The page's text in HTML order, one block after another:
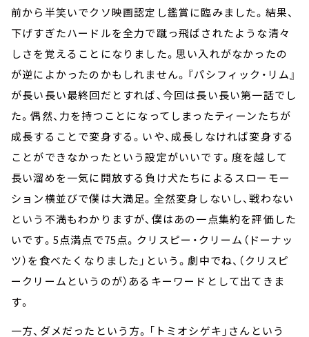
前から半笑いでクソ映画認定し鑑賞に臨みました。結果、
下げすぎたハードルを全力で蹴っ飛ばされたような清々
しさを覚えることになりました。思い入れがなかったの
が逆によかったのかもしれません。『パシフィック・リム』
が長い長い最終回だとすれば、今回は長い長い第一話でし
た。偶然、力を持つことになってしまったティーンたちが
成長することで変身する。いや、成長しなければ変身する
ことができなかったという設定がいいです。度を越して
長い溜めを一気に開放する負け犬たちによるスローモー
ション横並びで僕は大満足。全然変身しないし、戦わない
という不満もわかりますが、僕はあの一点集約を評価した
いです。5点満点で75点。クリスピー・クリーム（ドーナッ
ツ）を食べたくなりました」という。劇中でね、（クリスピ
ークリームというのが）あるキーワードとして出てきま
す。
一方、ダメだったという方。「トミオシゲキ」さんという